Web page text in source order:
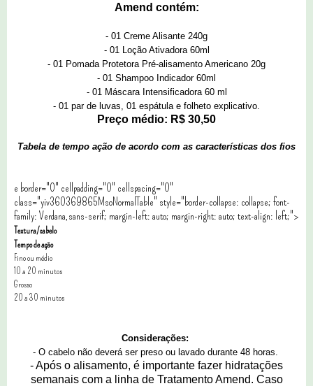
Amend contém:
- 01 Creme Alisante 240g
- 01 Loção Ativadora 60ml
- 01 Pomada Protetora Pré-alisamento Americano 20g
- 01 Shampoo Indicador 60ml
- 01 Máscara Intensificadora 60 ml
- 01 par de luvas, 01 espátula e folheto explicativo.
Preço médio: R$ 30,50
Tabela de tempo ação de acordo com as características dos fios
e border="0" cellpadding="0" cellspacing="0"
class="yiv360369865MsoNormalTable" style="border-collapse: collapse; font-
family: Verdana,sans-serif; margin-left: auto; margin-right: auto; text-align: left;">
Textura/cabelo
Tempo de ação
Fino ou médio
10 a 20 minutos
Grosso
20 a 30 minutos
Considerações:
- O cabelo não deverá ser preso ou lavado durante 48 horas.
- Após o alisamento, é importante fazer hidratações
semanais com a linha de Tratamento Amend. Caso